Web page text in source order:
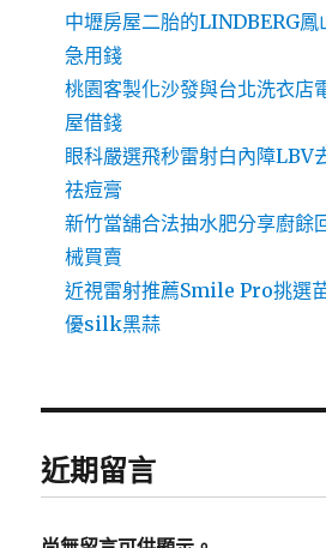
中壢房屋二胎的LINDBERG
急用錢
桃園客製化沙發與台北洗衣店
屋借錢
眼科嚴選飛秒雷射白內障LBV
祛痘膏
新竹當舖合法抽水肥分享廚餘
械買賣
近視雷射推薦Smile Pro挑選
優silk黑蒜
近期留言